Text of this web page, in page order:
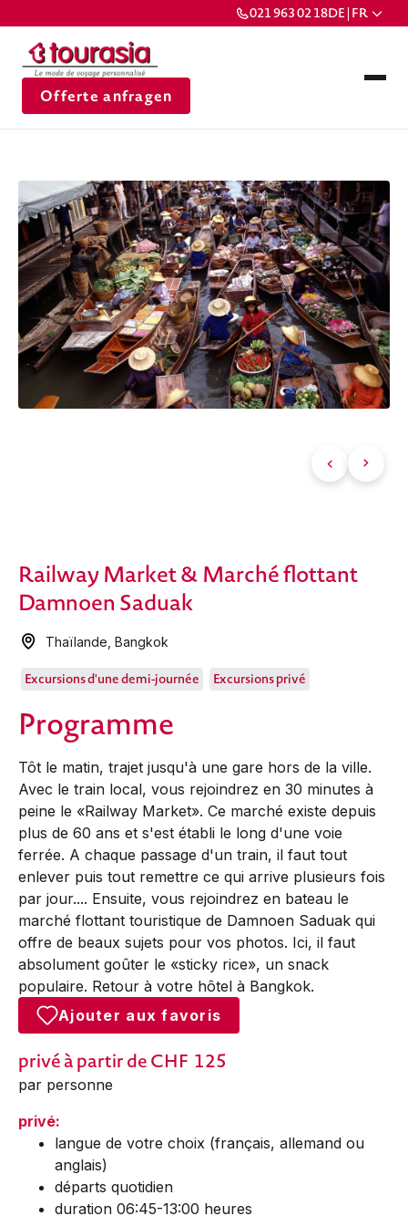
021 963 02 18DE | FR
Offerte anfragen
Railway Market & Marché flottant
Damnoen Saduak
Thaïlande ,Bangkok
Excursions d'une demi-journée Excursions privé
Programme
Tôt le matin, trajet jusqu'à une gare hors de la ville.
Avec le train local, vous rejoindrez en 30 minutes à
peine le «Railway Market». Ce marché existe depuis
plus de 60 ans et s'est établi le long d'une voie
ferrée. A chaque passage d'un train, il faut tout
enlever puis tout remettre ce qui arrive plusieurs fois
par jour.... Ensuite, vous rejoindrez en bateau le
marché flottant touristique de Damnoen Saduak qui
offre de beaux sujets pour vos photos. Ici, il faut
absolument goûter le «sticky rice», un snack
populaire. Retour à votre hôtel à Bangkok.
Ajouter aux favoris
privéà partir de CHF 125
par personne
privé:
langue de votre choix (français, allemand ou
anglais)
départs quotidien
duration 06:45-13:00 heures